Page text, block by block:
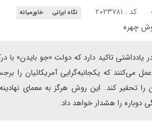
کد : ۲۰۲۳۷۸۱ نگاه ایرانی خاورمیانه
چهره
تاکید دارد که دولت «جو بایدن» با
می‌کنند که یکجانبه‌گرایی آمریکائیان را
تحقیر کند. این روش هرگز به معمای
را هشدار خواهد داد.